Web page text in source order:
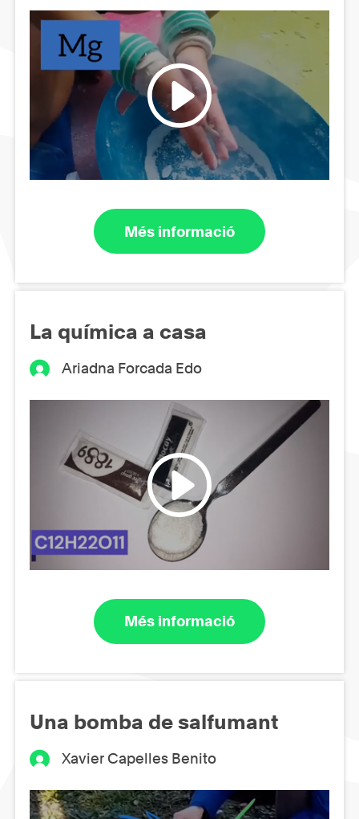
Més informació
La química a casa
Ariadna Forcada Edo
Més informació
Una bomba de salfumant
Xavier Capelles Benito